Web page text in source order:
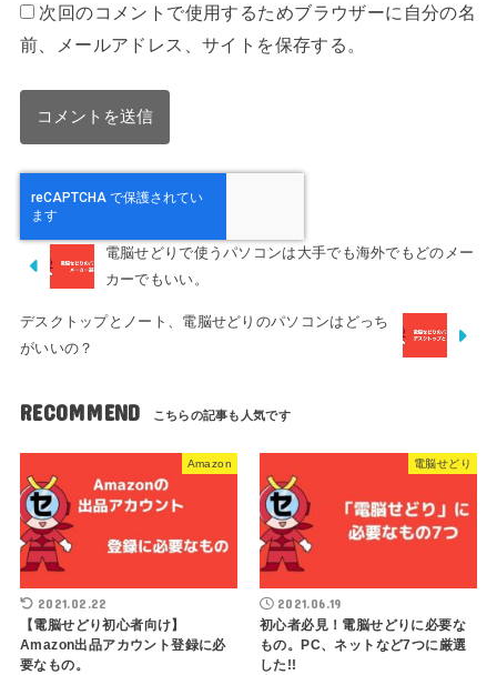
次回のコメントで使用するためブラウザーに自分の名
前、メールアドレス、サイトを保存する。
電脳せどりで使うパソコンは大手でも海外でもどのメー
カーでもいい。
デスクトップとノート、電脳せどりのパソコンはどっち
がいいの？
RECOMMEND
Amazon
2021.02.22
【電脳せどり初心者向け】
Amazon出品アカウント登録に必
要なもの。
電脳せどり
2021.06.19
初心者必見！電脳せどりに必要な
もの。PC、ネットなど7つに厳選
した!!